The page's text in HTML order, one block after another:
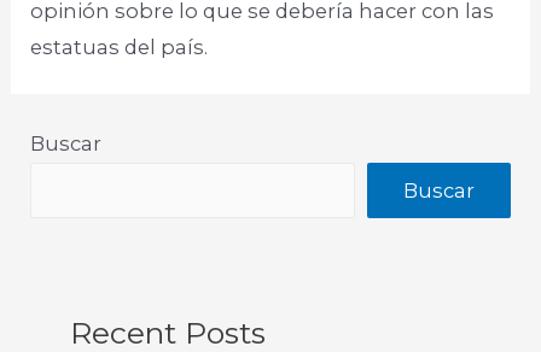
opinión sobre lo que se debería hacer con las
estatuas del país.​
Buscar
Buscar
Recent Posts